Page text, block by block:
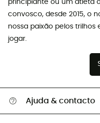
principiante ou um atleta
convosco, desde 2015, o
nossa paixão pelos
jogar.
Ajuda & contacto